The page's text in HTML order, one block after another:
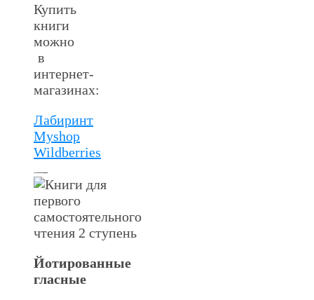
Купить
книги
можно
в
интернет-
магазинах:
Лабиринт
Myshop
Wildberries
Йотированные
гласные